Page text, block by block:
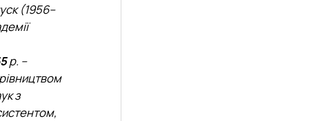
(1956–
р. –
з